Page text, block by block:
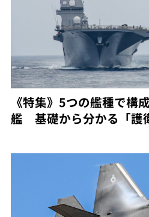
《特集》5つの艦種で構
艦 基礎から分かる「護